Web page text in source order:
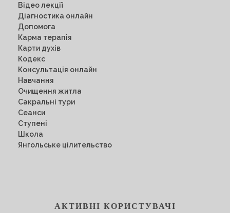
Відео лекції
Діагностика онлайн
Допомога
Карма терапія
Карти духів
Кодекс
Консультація онлайн
Навчання
Очищення житла
Сакральні тури
Сеанси
Ступені
Школа
Янгольське цілительство
АКТИВНІ КОРИСТУВАЧІ